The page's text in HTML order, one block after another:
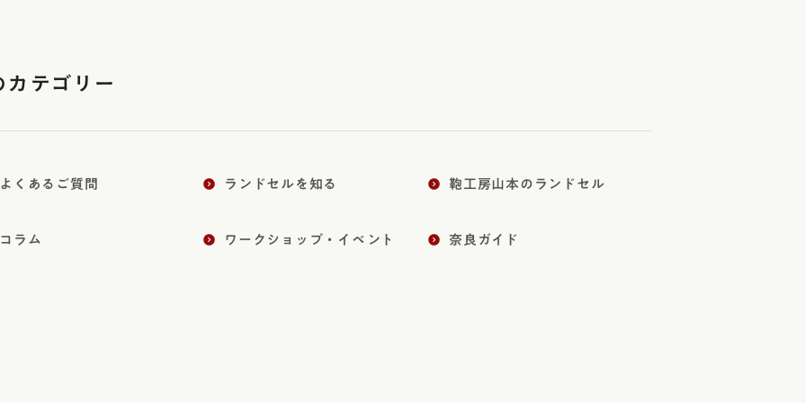
カテゴリー
よくあるご質問 ランドセルを知る 鞄工房山本のランドセル
コラム ワークショップ・イベント 奈良ガイド